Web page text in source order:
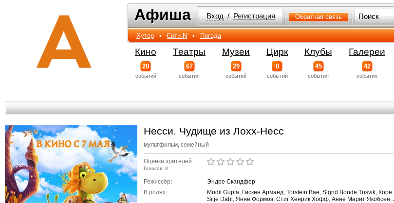
Афиша
Афиша Вход / Регистрация Обратная связь
Хутор • Сити-N • Погода
Кино
20
событий
Театры
67
события
Музеи
29
событий
Цирк
0
событий
Клубы
45
события
Галереи
42
события
Несси. Чудище из Лохх-Несс
мультфильм, семейный
Оценка зрителей:
Голосов: 0
Режиссёр:
Эндре Скандфер
В ролях:
Mudit Gupta, Гискен Арманд, Torstein Bae, Sigrid Bonde Tusvik,
Silje Dahl, Янне Формоэ, Стиг Хенрик Хофф, Анне Марит Якобсен,